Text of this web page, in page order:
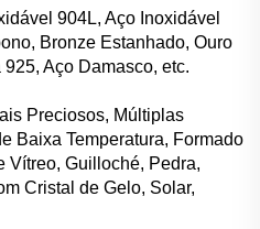
904L, Aço Inoxidável
Bronze Estanhado, Ouro
Aço Damasco, etc.
Preciosos, Múltiplas
Baixa Temperatura, Formado
Vítreo, Guilloché, Pedra,
Cristal de Gelo, Solar,